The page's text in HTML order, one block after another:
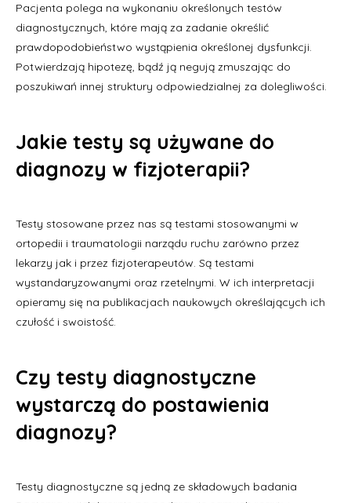
Pacjenta polega na wykonaniu określonych testów
diagnostycznych, które mają za zadanie określić
prawdopodobieństwo wystąpienia określonej dysfunkcji.
Potwierdzają hipotezę, bądź ją negują zmuszając do
poszukiwań innej struktury odpowiedzialnej za dolegliwości.
Jakie testy są używane do
diagnozy w fizjoterapii?
Testy stosowane przez nas są testami stosowanymi w
ortopedii i traumatologii narządu ruchu zarówno przez
lekarzy jak i przez fizjoterapeutów. Są testami
wystandaryzowanymi oraz rzetelnymi. W ich interpretacji
opieramy się na publikacjach naukowych określających ich
czułość i swoistość.
Czy testy diagnostyczne
wystarczą do postawienia
diagnozy?
Testy diagnostyczne są jedną ze składowych badania